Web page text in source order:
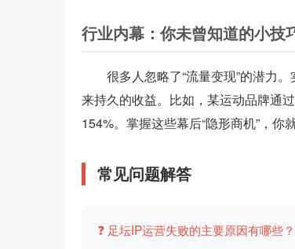
行业内幕：你未曾知道的小技
很多人忽略了“流量变现”的潜力
来持久的收益。比如，某运动品牌通
154%。掌握这些幕后“隐形商机”，你
常见问题解答
❓ 足坛IP运营失败的主要原因有哪些？